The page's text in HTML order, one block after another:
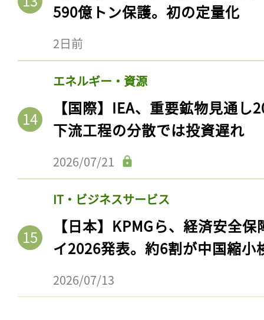
590億トン保護。初の定量化
2日前
エネルギー・資源
【国際】IEA、重要鉱物見通
下流工程の分散では投資遅れ
2026/07/21
IT・ビジネスサービス
【日本】KPMGら、経済安全
イ2026発表。約6割が中国縮小
2026/07/13
記事をお気に入りに
ログインが必